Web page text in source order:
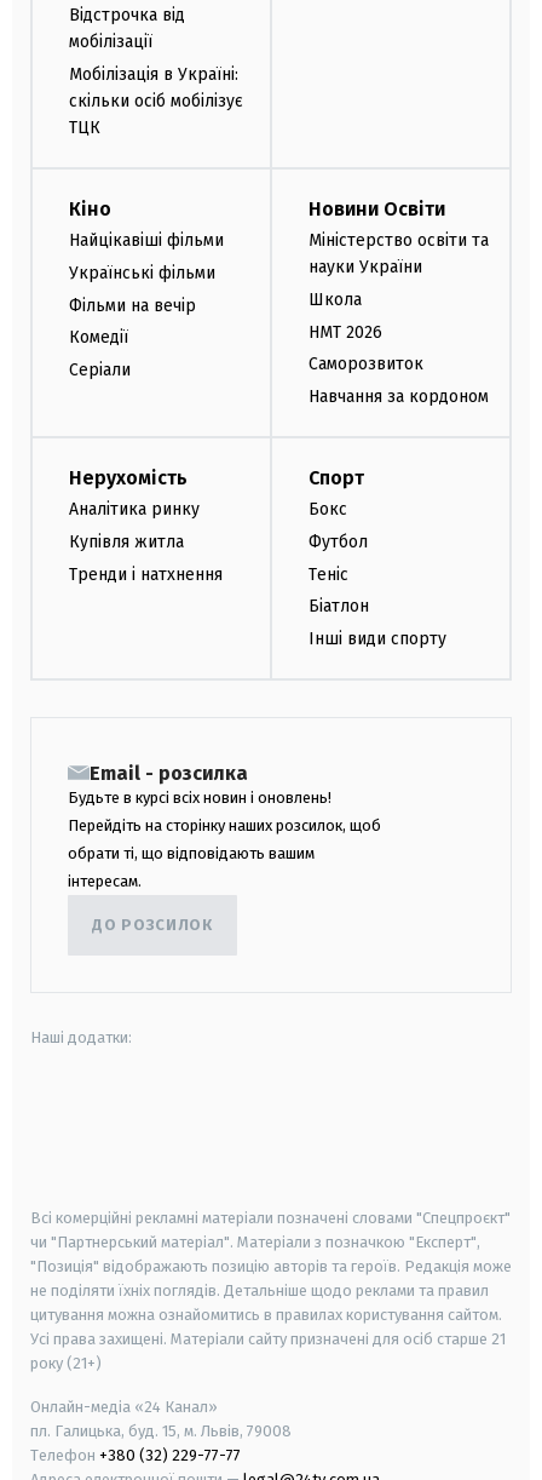
Відстрочка від
мобілізації
Мобілізація в Україні:
скільки осіб мобілізує
ТЦК
Кіно
Найцікавіші фільми
Українські фільми
Фільми на вечір
Комедії
Серіали
Новини Освіти
Міністерство освіти та
науки України
Школа
НМТ 2026
Саморозвиток
Навчання за кордоном
Нерухомість
Аналітика ринку
Купівля житла
Тренди і натхнення
Спорт
Бокс
Футбол
Теніс
Біатлон
Інші види спорту
Email - розсилка
Будьте в курсі всіх новин і оновлень!
Перейдіть на сторінку наших розсилок, щоб
обрати ті, що відповідають вашим
інтересам.
ДО РОЗСИЛОК
Наші додатки:
Всі комерційні рекламні матеріали позначені словами "Спецпроєкт"
чи "Партнерський матеріал". Матеріали з позначкою "Експерт",
"Позиція" відображають позицію авторів та героїв. Редакція може
не поділяти їхніх поглядів. Детальніше щодо реклами та правил
цитування можна ознайомитись в правилах користування сайтом.
Усі права захищені. Матеріали сайту призначені для осіб старше 21
року (21+)
Онлайн-медіа «24 Канал»
пл. Галицька, буд. 15, м. Львів, 79008
Телефон +380 (32) 229-77-77